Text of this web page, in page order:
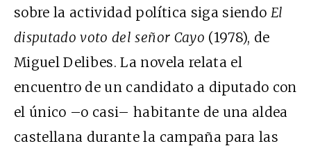
sobre la actividad política siga siendo El
disputado voto del señor Cayo (1978), de
Miguel Delibes. La novela relata el
encuentro de un candidato a diputado con
el único –o casi– habitante de una aldea
castellana durante la campaña para las